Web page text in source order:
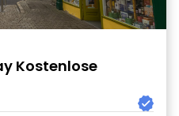
Kostenlose